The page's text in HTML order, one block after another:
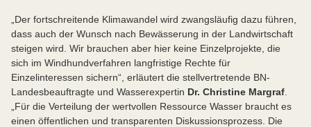
„Der fortschreitende Klimawandel wird zwangsläufig dazu führen,
dass auch der Wunsch nach Bewässerung in der Landwirtschaft
steigen wird. Wir brauchen aber hier keine Einzelprojekte, die
sich im Windhundverfahren langfristige Rechte für
Einzelinteressen sichern“, erläutert die stellvertretende BN-
Landesbeauftragte und Wasserexpertin Dr. Christine Margraf
„Für die Verteilung der wertvollen Ressource Wasser braucht es
einen öffentlichen und transparenten Diskussionsprozess. Die